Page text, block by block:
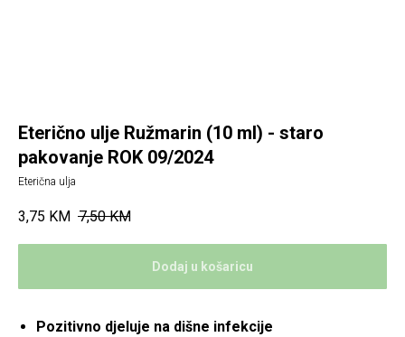
Eterično ulje Ružmarin (10 ml) - staro
pakovanje ROK 09/2024
Eterična ulja
3,75 KM 7,50 KM
Dodaj u košaricu
Pozitivno djeluje na dišne infekcije